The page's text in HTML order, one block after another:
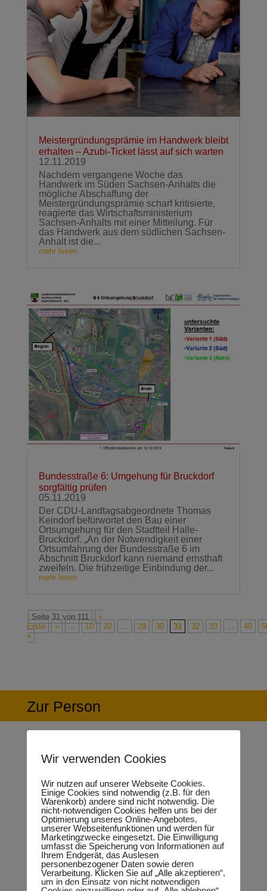
Meistergründungsprämie im Handwerk bleibt
erhalten – Azubi-Ticket lässt auf sich warten
12.11.2019
Nachdem vergangene Woche das
Handwerk im Süden Sachsen-Anhalts die
mögliche Abschaffung der
Meistergründungsprämie scharf kritisierte,
reagierte das Wirtschaftsministerium
Sachsen-Anhalts mit einer Mitteilung. Für
das Handwerk aus dem südlichen Sachsen-
Anhalt ist die...
mehr lesen
Bundesstraße 6: Umgehung für Bruckdorf
sorgfältig prüfen
05.11.2019
Der CDU-Landtagsabgeordnete Thomas
Keindorf befürwortet den Bau einer
Ortsumgehung für den Stadtteil Halle-
Bruckdorf. „An der Notwendigkeit einer
Ortsumfahrung der Bundesstraße 6 im
Abschnitt Bruckdorf kann niemand ernsthaft
zweifeln. Die frühzeitige Einbindung der...
mehr lesen
Seite 31 von 111
«
Erste
« ... 10 20 ... 29 30 31 32 33 ... 40
»
Zur Person
Rückblick und Ziele im Jahr 2021
Wir verwenden Cookies
Wir nutzen auf unserer Webseite Cookies.
Einige Cookies sind notwendig (z.B. für den
Warenkorb) andere sind nicht notwendig. Die
nicht-notwendigen Cookies helfen uns bei der
Optimierung unseres Online-Angebotes,
unserer Webseitenfunktionen und werden für
Marketingzwecke eingesetzt. Die Einwilligung
umfasst die Speicherung von Informationen auf
Ihrem Endgerät, das Auslesen
personenbezogener Daten sowie deren
Verarbeitung. Klicken Sie auf „Alle akzeptieren“,
um in den Einsatz von nicht notwendigen